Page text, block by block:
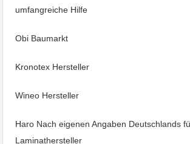
umfangreiche Hilfe
Obi Baumarkt
Kronotex Hersteller
Wineo Hersteller
Haro Nach eigenen Angaben Deutschlands
Laminathersteller